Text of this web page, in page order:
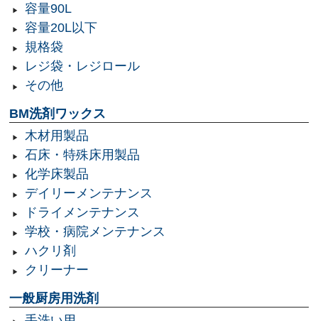
容量90L
容量20L以下
規格袋
レジ袋・レジロール
その他
BM洗剤ワックス
木材用製品
石床・特殊床用製品
化学床製品
デイリーメンテナンス
ドライメンテナンス
学校・病院メンテナンス
ハクリ剤
クリーナー
一般厨房用洗剤